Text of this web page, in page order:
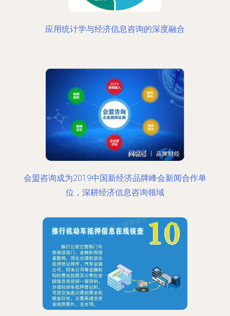
应用统计学与经济信息咨询的深度融合
会盟咨询成为2019中国新经济品牌峰会新闻合作单
位，深耕经济信息咨询领域